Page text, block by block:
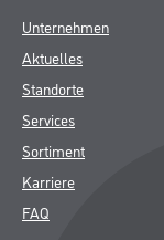
Unternehmen
Aktuelles
Standorte
Services
Sortiment
Karriere
FAQ